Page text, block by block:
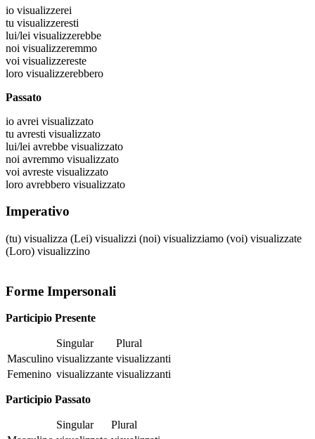
io visualizzerei
tu visualizzeresti
lui/lei visualizzerebbe
noi visualizzeremmo
voi visualizzereste
loro visualizzerebbero
Passato
io avrei visualizzato
tu avresti visualizzato
lui/lei avrebbe visualizzato
noi avremmo visualizzato
voi avreste visualizzato
loro avrebbero visualizzato
Imperativo
(tu) visualizza (Lei) visualizzi (noi) visualizziamo (voi) visualizzate
(Loro) visualizzino
Forme Impersonali
Participio Presente
Singular
Plural
Masculino visualizzante visualizzanti
Femenino visualizzante visualizzanti
Participio Passato
Singular
Plural